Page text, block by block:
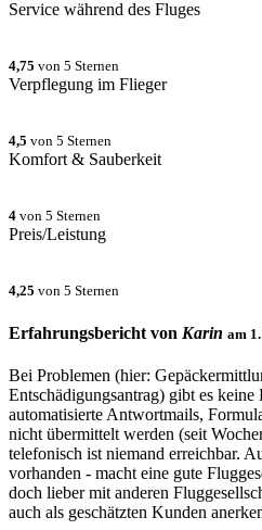
Service während des Fluges
4,75 von 5 Sternen
Verpflegung im Flieger
4,5 von 5 Sternen
Komfort & Sauberkeit
4 von 5 Sternen
Preis/Leistung
4,25 von 5 Sternen
Erfahrungsbericht von Karin am
Bei Problemen (hier:
Entschädigungsantrag) gibt es
automatisierte Antwortmails,
nicht übermittelt werden (seit
telefonisch ist niemand erreichbar.
vorhanden - macht eine gute
doch lieber mit anderen
auch als geschätzten Kunden